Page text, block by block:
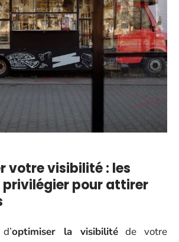
votre visibilité : les
privilégier pour attirer
optimiser la visibilitéde votre